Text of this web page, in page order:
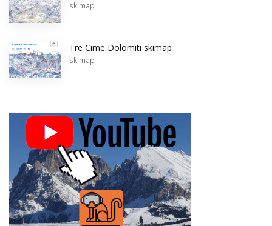
skimap
Tre Cime Dolomiti skimap
skimap